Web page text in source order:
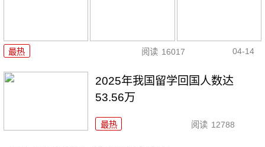
最热 阅读 16017 04-14
2025年我国留学回国人数达
53.56万
最热 阅读 12788